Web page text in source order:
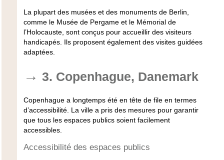
La plupart des musées et des monuments de Berlin,
comme le Musée de Pergame et le Mémorial de
l’Holocauste, sont conçus pour accueillir des visiteurs
handicapés. Ils proposent également des visites guidées
adaptées.
3. Copenhague, Danemark
Copenhague a longtemps été en tête de file en termes
d’accessibilité. La ville a pris des mesures pour garantir
que tous les espaces publics soient facilement
accessibles.
Accessibilité des espaces publics